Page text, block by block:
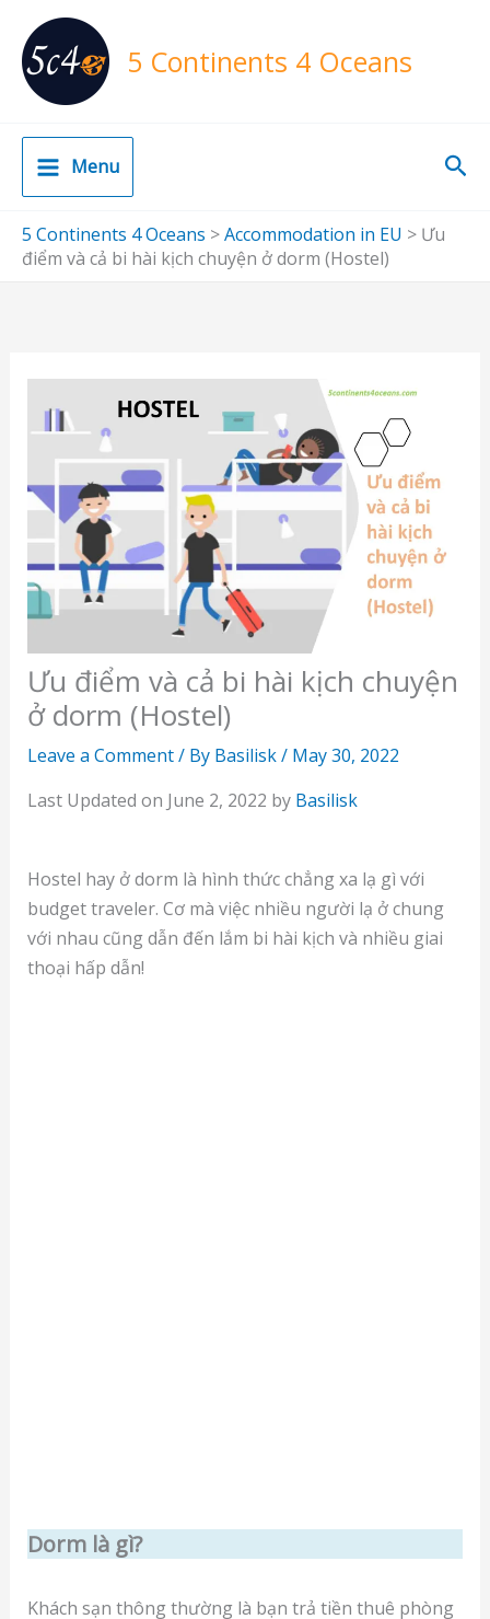
content
5 Continents 4 Oceans
Menu
5 Continents 4 Oceans >Accommodation in EU > Ưu
điểm và cả bi hài kịch chuyện ở dorm (Hostel)
Ưu điểm và cả bi hài kịch chuyện
ở dorm (Hostel)
Leave a Comment/ By Basilisk/ May 30, 2022
Last Updated on June 2, 2022 by Basilisk
Hostel hay ở dorm là hình thức chẳng xa lạ gì với
budget traveler. Cơ mà việc nhiều người lạ ở chung
với nhau cũng dẫn đến lắm bi hài kịch và nhiều giai
thoại hấp dẫn!
Dorm là gì?
Khách sạn thông thường là bạn trả tiền thuê phòng